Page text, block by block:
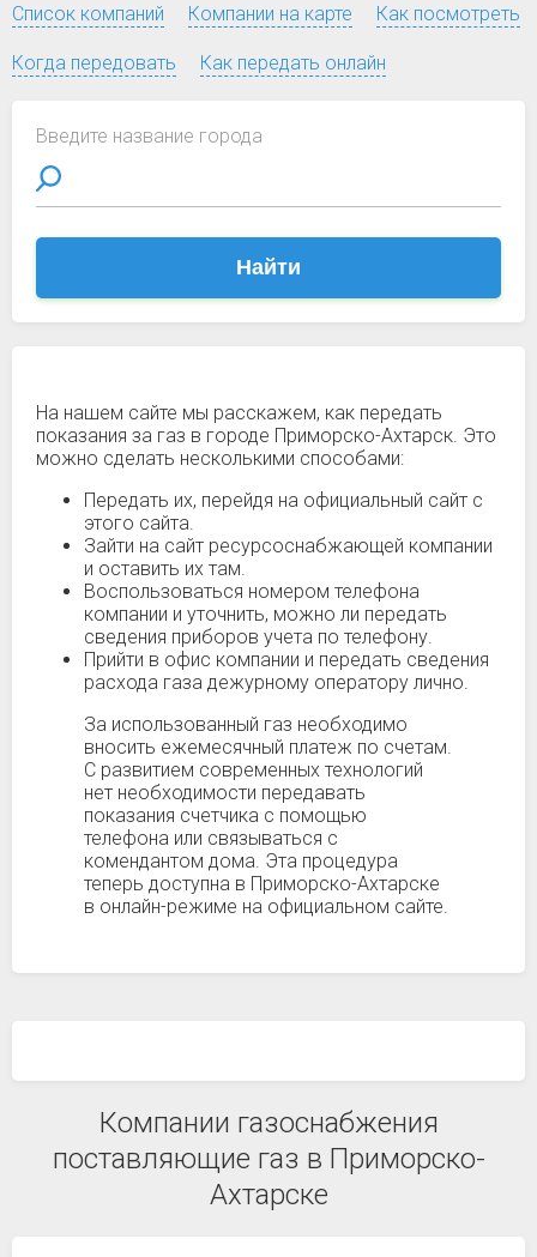
Список компаний Компании на карте Как посмотреть
Когда передовать Как передать онлайн
Введите название города
Найти
На нашем сайте мы расскажем, как передать
показания за газ в городе Приморско-Ахтарск. Это
можно сделать несколькими способами:
Передать их, перейдя на официальный сайт с
этого сайта.
Зайти на сайт ресурсоснабжающей компании
и оставить их там.
Воспользоваться номером телефона
компании и уточнить, можно ли передать
сведения приборов учета по телефону.
Прийти в офис компании и передать сведения
расхода газа дежурному оператору лично.
За использованный газ необходимо
вносить ежемесячный платеж по счетам.
С развитием современных технологий
нет необходимости передавать
показания счетчика с помощью
телефона или связываться с
комендантом дома. Эта процедура
теперь доступна в Приморско-Ахтарске
в онлайн-режиме на официальном сайте.
Компании газоснабжения
поставляющие газ в Приморско-
Ахтарске